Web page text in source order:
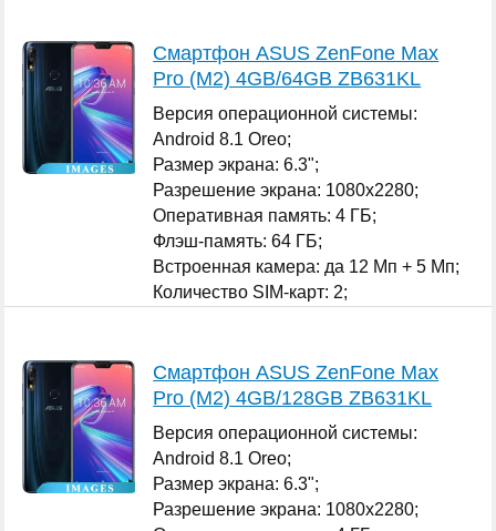
Смартфон ASUS ZenFone Max
Pro (M2) 4GB/64GB ZB631KL
Версия операционной системы:
Android 8.1 Oreo;
Размер экрана: 6.3";
Разрешение экрана: 1080x2280;
Оперативная память: 4 ГБ;
Флэш-память: 64 ГБ;
Встроенная камера: да 12 Мп + 5 Мп;
Количество SIM-карт: 2;
Смартфон ASUS ZenFone Max
Pro (M2) 4GB/128GB ZB631KL
Версия операционной системы:
Android 8.1 Oreo;
Размер экрана: 6.3";
Разрешение экрана: 1080x2280;